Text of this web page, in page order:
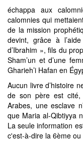
échappa aux
calomnies qui
de la mission
devint, grâce à
d’Ibrahim », fils du
Sham’un et d’une
Gharieh’i Hafan en
Aucun livre d’histoire
de son père est
Arabes, une esclave
que Maria al-Qibtiyya
La seule information
c'est-à-dire la 6ème ou